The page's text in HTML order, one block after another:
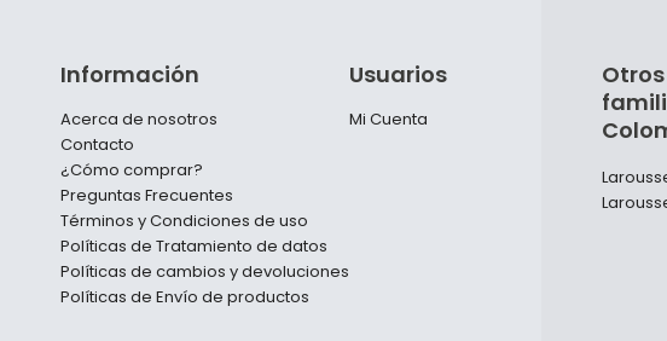
Información
Acerca de nosotros
Contacto
¿Cómo comprar?
Preguntas Frecuentes
Términos y Condiciones de uso
Políticas de Tratamiento de datos
Políticas de cambios y devoluciones
Políticas de Envío de productos
Usuarios
Mi Cuenta